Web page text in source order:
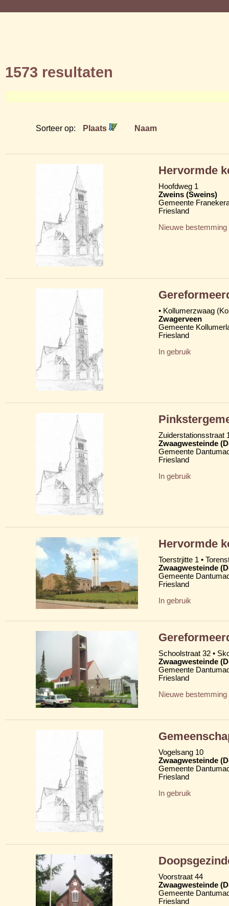
1573 resultaten
Sorteer op: Plaats Naam
Hervormde
Hoofdweg 1
Zweins (Sweins)
Gemeente
Friesland
Nieuwe bestemming
• Kollumerzwaag
Zwagerveen
Gemeente
Friesland
In gebruik
Zuiderstationsstraat
Zwaagwesteinde
Gemeente
Friesland
In gebruik
Hervormde
Toerstrjitte 1 •
Zwaagwesteinde
Gemeente
Friesland
In gebruik
Schoolstraat 32 •
Zwaagwesteinde
Gemeente
Friesland
Nieuwe bestemming
Vogelsang 10
Zwaagwesteinde
Gemeente
Friesland
In gebruik
Voorstraat 44
Zwaagwesteinde
Gemeente
Friesland